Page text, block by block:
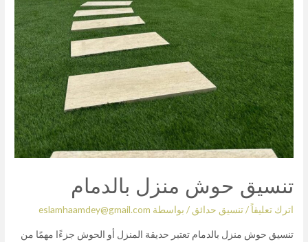
تنسيق حوش منزل بالدمام
اترك تعليقاً/تنسيق حدائق / بواسطة eslamhaamdey@gmail.com
تنسيق حوش منزل بالدمام تعتبر حديقة المنزل أو الحوش جزءًا مهمًا من